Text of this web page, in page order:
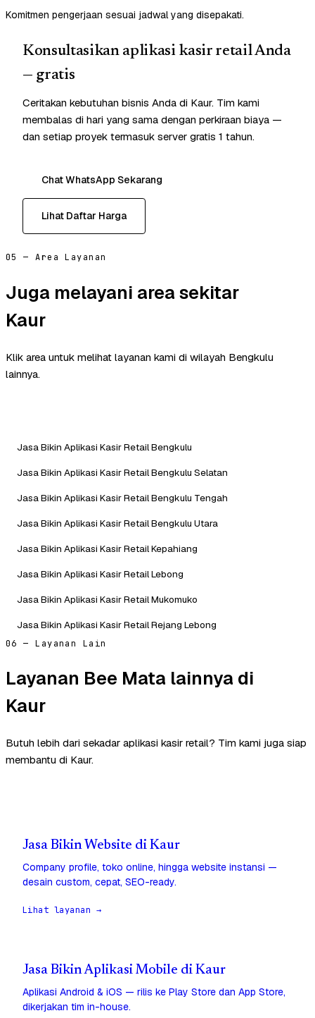
Komitmen pengerjaan sesuai jadwal yang disepakati.
Konsultasikan aplikasi kasir retail Anda
— gratis
Ceritakan kebutuhan bisnis Anda di Kaur. Tim kami
membalas di hari yang sama dengan perkiraan biaya —
dan setiap proyek termasuk server gratis 1 tahun.
Chat WhatsApp Sekarang
Lihat Daftar Harga
05 — Area Layanan
Juga melayani area sekitar
Kaur
Klik area untuk melihat layanan kami di wilayah Bengkulu
lainnya.
Jasa Bikin Aplikasi Kasir Retail Bengkulu
Jasa Bikin Aplikasi Kasir Retail Bengkulu Selatan
Jasa Bikin Aplikasi Kasir Retail Bengkulu Tengah
Jasa Bikin Aplikasi Kasir Retail Bengkulu Utara
Jasa Bikin Aplikasi Kasir Retail Kepahiang
Jasa Bikin Aplikasi Kasir Retail Lebong
Jasa Bikin Aplikasi Kasir Retail Mukomuko
Jasa Bikin Aplikasi Kasir Retail Rejang Lebong
06 — Layanan Lain
Layanan Bee Mata lainnya di
Kaur
Butuh lebih dari sekadar aplikasi kasir retail? Tim kami juga siap
membantu di Kaur.
Jasa Bikin Website di Kaur
Company profile, toko online, hingga website instansi —
desain custom, cepat, SEO-ready.
Lihat layanan →
Jasa Bikin Aplikasi Mobile di Kaur
Aplikasi Android & iOS — rilis ke Play Store dan App Store,
dikerjakan tim in-house.